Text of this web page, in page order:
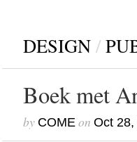
DESIGN /
Boek met
by COMEon Oct 28,